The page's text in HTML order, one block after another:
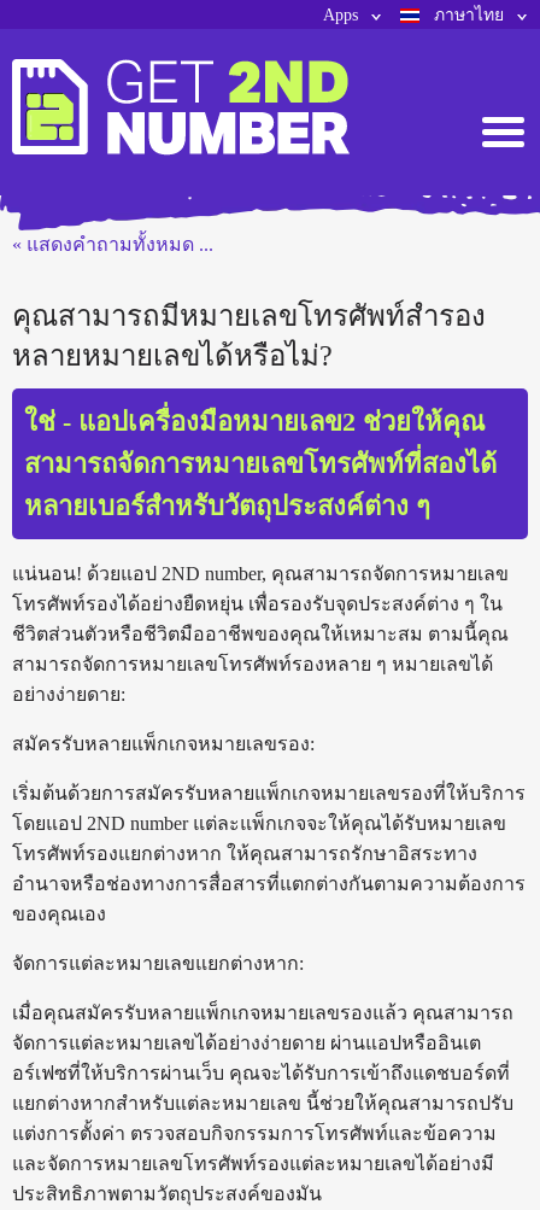
ภาษาไทย
Apps
« แสดงคำถามทั้งหมด ...
คุณสามารถมีหมายเลขโทรศัพท์สำรอง
หลายหมายเลขได้หรือไม่?
ใช่ - แอปเครื่องมือหมายเลข2 ช่วยให้คุณ
สามารถจัดการหมายเลขโทรศัพท์ที่สองได้
หลายเบอร์สำหรับวัตถุประสงค์ต่าง ๆ
แน่นอน! ด้วยแอป 2ND number, คุณสามารถจัดการหมายเลข
โทรศัพท์รองได้อย่างยืดหยุ่น เพื่อรองรับจุดประสงค์ต่าง ๆ ใน
ชีวิตส่วนตัวหรือชีวิตมืออาชีพของคุณให้เหมาะสม ตามนี้คุณ
สามารถจัดการหมายเลขโทรศัพท์รองหลาย ๆ หมายเลขได้
อย่างง่ายดาย:
สมัครรับหลายแพ็กเกจหมายเลขรอง:
เริ่มต้นด้วยการสมัครรับหลายแพ็กเกจหมายเลขรองที่ให้บริการ
โดยแอป 2ND number แต่ละแพ็กเกจจะให้คุณได้รับหมายเลข
โทรศัพท์รองแยกต่างหาก ให้คุณสามารถรักษาอิสระทาง
อำนาจหรือช่องทางการสื่อสารที่แตกต่างกันตามความต้องการ
ของคุณเอง
จัดการแต่ละหมายเลขแยกต่างหาก:
เมื่อคุณสมัครรับหลายแพ็กเกจหมายเลขรองแล้ว คุณสามารถ
จัดการแต่ละหมายเลขได้อย่างง่ายดาย ผ่านแอปหรืออินเต
อร์เฟซที่ให้บริการผ่านเว็บ คุณจะได้รับการเข้าถึงแดชบอร์ดที่
แยกต่างหากสำหรับแต่ละหมายเลข นี้ช่วยให้คุณสามารถปรับ
แต่งการตั้งค่า ตรวจสอบกิจกรรมการโทรศัพท์และข้อความ
และจัดการหมายเลขโทรศัพท์รองแต่ละหมายเลขได้อย่างมี
ประสิทธิภาพตามวัตถุประสงค์ของมัน